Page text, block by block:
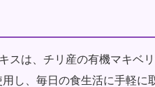
スは、チリ産の有機マキベ
し、毎日の食生活に手軽に